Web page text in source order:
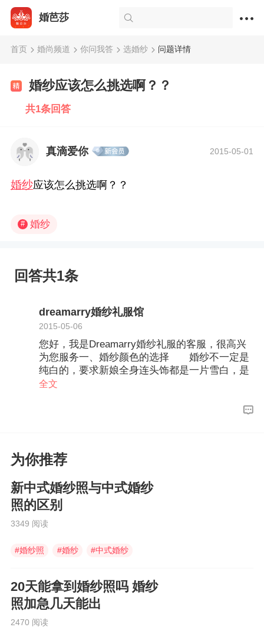
婚芭莎
首页 婚尚频道 你问我答 选婚纱 问题详情
婚纱应该怎么挑选啊？？
共1条回答
真滴爱你 2015-05-01
婚纱应该怎么挑选啊？？
# 婚纱
回答共1条
dreamarry婚纱礼服馆
2015-05-06
您好，我是Dreamarry婚纱礼服的客服，很高兴
为您服务一、婚纱颜色的选择 婚纱不一定是
纯白的，要求新娘全身连头饰都是一片雪白，是
始于维多利亚女皇时代，那时候白色代表快乐，
女士，不可以穿纯白婚纱，更形成了纯白婚纱一
纱：中国传统则以红礼服为吉祥之徵；二十世纪
纱是各适其“色”，没有特别规定要穿纯白白婚
纱。 随着世界潮流不断有变，婚纱除了纯
白、象牙、米黄等传统颜色外，近年也日渐流行
整套粉色的婚纱，如粉红、粉橙、粉蓝、粉紫、
试，墨绿、枣红、深紫，缀于粉色婚纱上，形成
迎的，当然是象牙色或纯白婚纱，缀上粉色的丝
花、蝴蝶，以增添色彩。 二、婚纱款式的选
择 传统式裙长及地，并且像雨伞一般散开的
裙摆，是许多女孩子都渴望穿着，在影楼拍照当
然可以穿着，但在注册处行礼的话，似乎不太方
全文
为你推荐
新中式婚纱照与中式婚纱
照的区别
3349 阅读
#婚纱照 #婚纱 #中式婚纱
20天能拿到婚纱照吗 婚纱
照加急几天能出
2470 阅读